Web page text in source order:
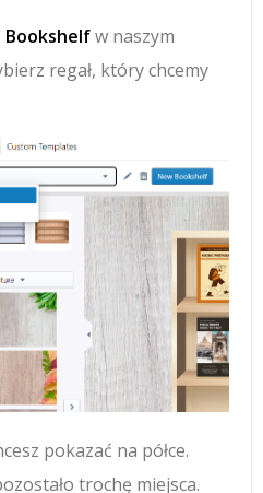
Bookshelfw naszym
regał, który chcemy
pokazać na półce.
trochę miejsca.